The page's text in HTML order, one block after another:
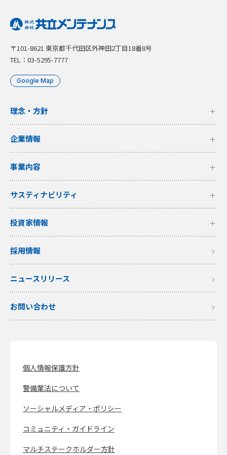
〒101-8621 東京都千代田区外神田2丁目18番8号
TEL：03-5295-7777
Google Map
理念・方針
企業情報
事業内容
サスティナビリティ
投資家情報
採用情報
ニュースリリース
お問い合わせ
個人情報保護方針
警備業法について
ソーシャルメディア・ポリシー
コミュニティ・ガイドライン
マルチステークホルダー方針